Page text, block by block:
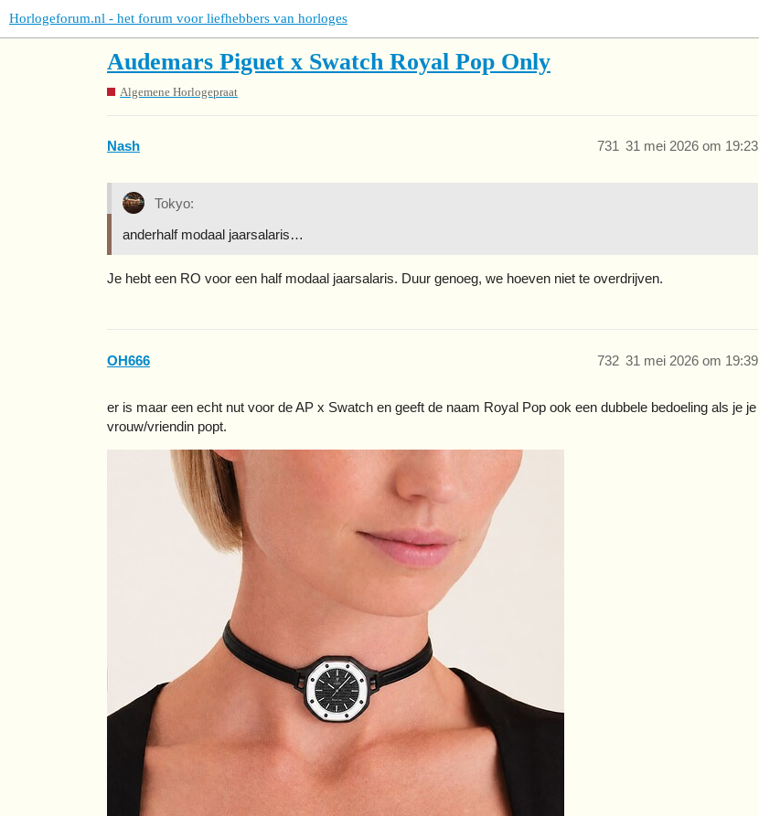
Horlogeforum.nl - het forum voor liefhebbers van horloges
Audemars Piguet x Swatch Royal Pop Only
Algemene Horlogepraat
Nash 31 mei 2026 om 19:23
731
Tokyo:
anderhalf modaal jaarsalaris…
Je hebt een RO voor een half modaal jaarsalaris. Duur genoeg, we hoeven niet te overdrijven.
OH666 31 mei 2026 om 19:39
732
er is maar een echt nut voor de AP x Swatch en geeft de naam Royal Pop ook een dubbele bedoeling als je je
vrouw/vriendin popt.